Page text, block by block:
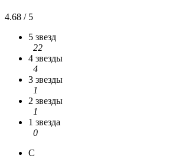
4.68 / 5
5 звезд
22
4 звезды
4
3 звезды
1
2 звезды
1
1 звезда
0
С